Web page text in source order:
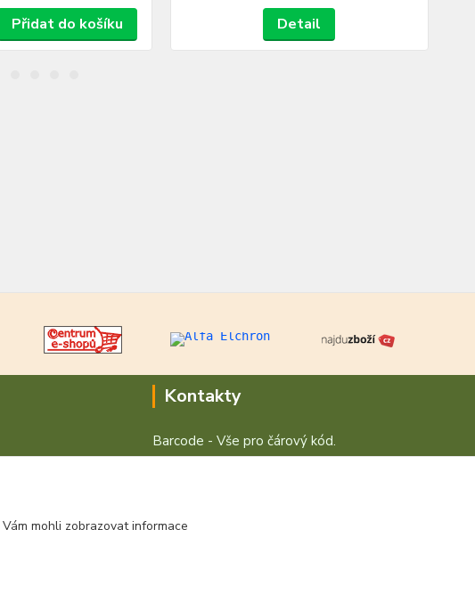
Přidat do košíku Detail
Kontakty
Barcode - Vše pro čárový kód.
mohli zobrazovat informace